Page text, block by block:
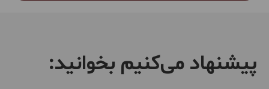
پیشنهاد می‌کنیم بخوانید: